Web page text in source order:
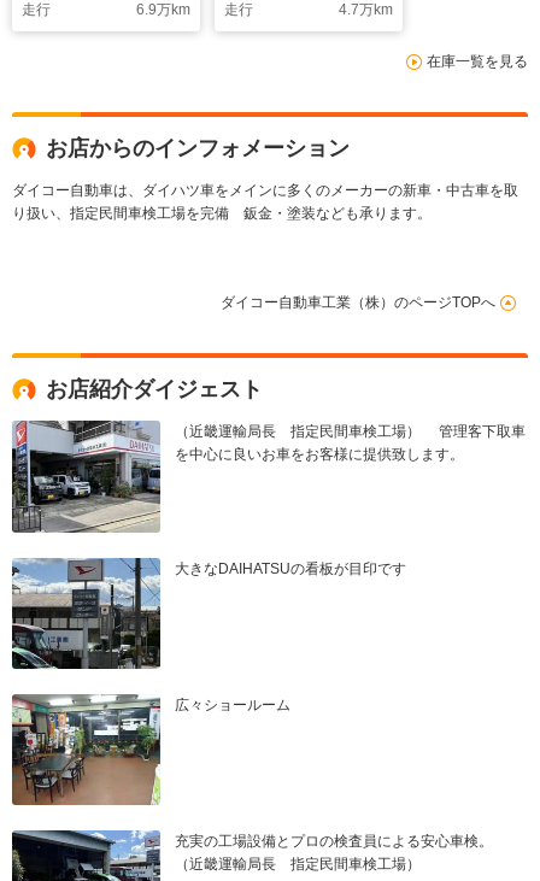
走行
6.9万km
ォグランプ
走行
4.7万km
在庫一覧を見る
お店からのインフォメーション
ダイコー自動車は、ダイハツ車をメインに多くのメーカーの新車・中古車を取
り扱い、指定民間車検工場を完備 鈑金・塗装なども承ります。
ダイコー自動車工業（株）のページTOPへ
お店紹介ダイジェスト
（近畿運輸局長 指定民間車検工場） 管理客下取車
を中心に良いお車をお客様に提供致します。
大きなDAIHATSUの看板が目印です
広々ショールーム
充実の工場設備とプロの検査員による安心車検。
（近畿運輸局長 指定民間車検工場）